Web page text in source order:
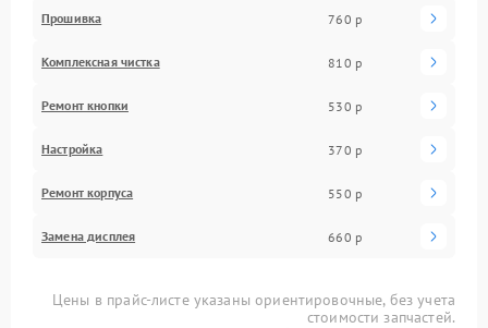
Прошивка 760 р
Комплексная чистка 810 р
Ремонт кнопки 530 р
Настройка 370 р
Ремонт корпуса 550 р
Замена дисплея 660 р
Цены в прайс-листе указаны ориентировочные, без учета
стоимости запчастей.